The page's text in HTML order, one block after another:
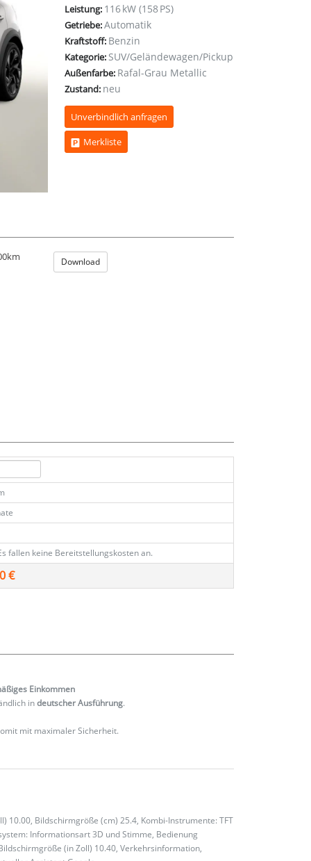
Leistung: 116 kW (158 PS)
Getriebe:Automatik
Kraftstoff: Benzin
Kategorie: SUV/Geländewagen/Pickup
Außenfarbe: Rafal-Grau Metallic
Zustand: neu
Unverbindlich anfragen
Merkliste
Download
fallen keine Bereitstellungskosten an.
€
Einkommen
indeutscher Ausführung.
mit maximaler Sicherheit.
Bildschirmgröße (cm) 25.4, Kombi-Instrumente: TFT
Informationsart 3D und Stimme, Bedienung
(in Zoll) 10.40, Verkehrsinformation,